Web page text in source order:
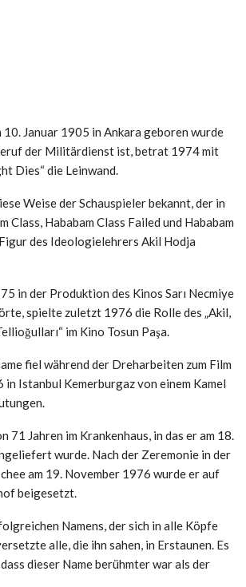
10. Januar 1905 in Ankara geboren wurde
der Militärdienst ist, betrat 1974 mit
Dies“ die Leinwand.
Weise der Schauspieler bekannt, der in
Class, Hababam Class Failed und Hababam
des Ideologielehrers Akil Hodja
in der Produktion des Kinos Sarı Necmiye
spielte zuletzt 1976 die Rolle des „Akil,
im Kino Tosun Paşa.
fiel während der Dreharbeiten zum Film
in Istanbul Kemerburgaz von einem Kamel
71 Jahren im Krankenhaus, in das er am 18.
wurde. Nach der Zeremonie in der
am 19. November 1976 wurde er auf
beigesetzt.
Namens, der sich in alle Köpfe
alle, die ihn sahen, in Erstaunen. Es
dieser Name berühmter war als der